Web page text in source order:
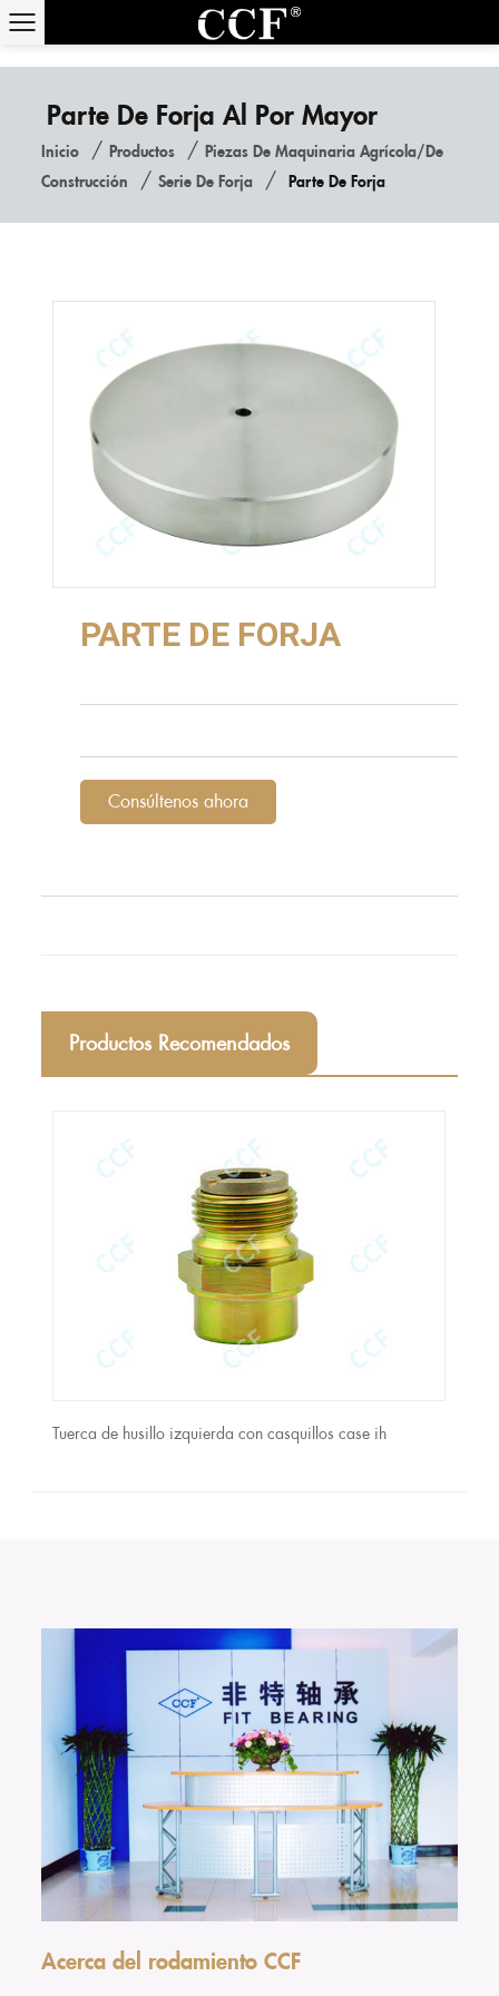
Parte De Forja Al Por Mayor
Inicio /Productos /Piezas De Maquinaria Agrícola/de
Construcción
/Serie De Forja / Parte De Forja
PARTE DE FORJA
Consúltenos ahora
Productos Recomendados
Tuerca de husillo izquierda con casquillos case ih
Acerca del rodamiento CCF